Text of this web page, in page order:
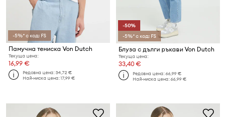
-5%* с код: FS
Памучна тениска Von Dutch
Текуща цена:
16,99 €
Редовна цена:34,72 €
Най-ниска цена:17,99 €
-50%
-5%* с код: FS
Блуза с дълги ръкави Von Dutch
Текуща цена:
33,40 €
Редовна цена:66,99 €
Най-ниска цена:66,99 €